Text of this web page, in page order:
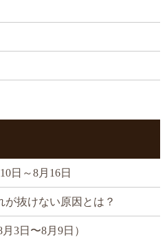
日～8月16日
が抜けない原因とは？
3日〜8月9日）